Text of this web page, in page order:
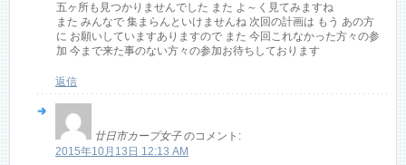
五ヶ所も見つかりませんでした また よ～く見てみますね
また みんなで 集まらんといけませんね 次回の計画は もう あの方
に お願いしていますありますので また 今回これなかった方々の参
加 今まで来た事のない方々の参加お待ちしております
返信
廿日市カープ女子 のコメント:
2015年10月13日 12:13 AM